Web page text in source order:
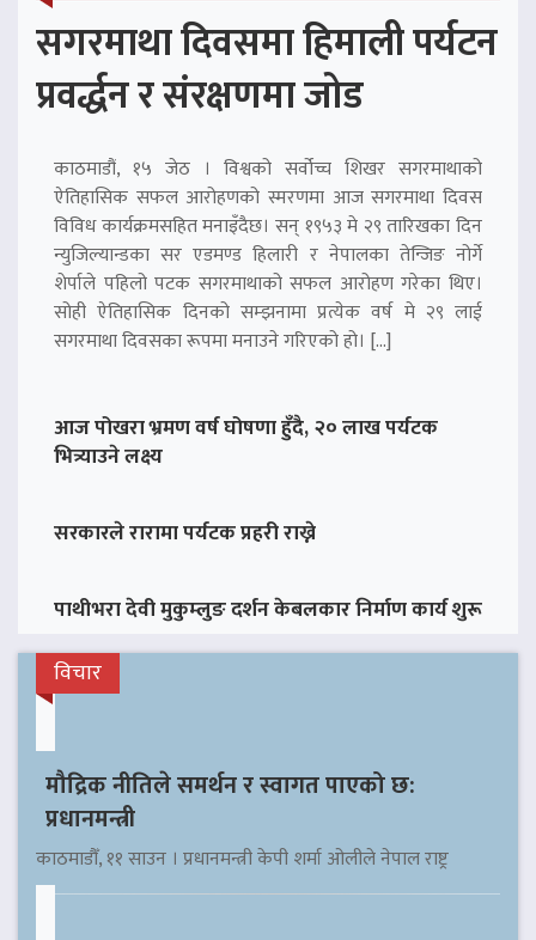
सगरमाथा दिवसमा हिमाली पर्यटन
प्रवर्द्धन र संरक्षणमा जोड
काठमाडौं, १५ जेठ । विश्वको सर्वोच्च शिखर सगरमाथाको
ऐतिहासिक सफल आरोहणको स्मरणमा आज सगरमाथा दिवस
विविध कार्यक्रमसहित मनाइँदैछ। सन् १९५३ मे २९ तारिखका दिन
न्युजिल्यान्डका सर एडमण्ड हिलारी र नेपालका तेन्जिङ नोर्गे
शेर्पाले पहिलो पटक सगरमाथाको सफल आरोहण गरेका थिए।
सोही ऐतिहासिक दिनको सम्झनामा प्रत्येक वर्ष मे २९ लाई
सगरमाथा दिवसका रूपमा मनाउने गरिएको हो। […]
आज पोखरा भ्रमण वर्ष घोषणा हुँदै, २० लाख पर्यटक
भित्र्याउने लक्ष्य
सरकारले रारामा पर्यटक प्रहरी राख्ने
पाथीभरा देवी मुकुम्लुङ दर्शन केबलकार निर्माण कार्य शुरू
विचार
मौद्रिक नीतिले समर्थन र स्वागत पाएको छ:
प्रधानमन्त्री
काठमाडौँ, ११ साउन । प्रधानमन्त्री केपी शर्मा ओलीले नेपाल राष्ट्र